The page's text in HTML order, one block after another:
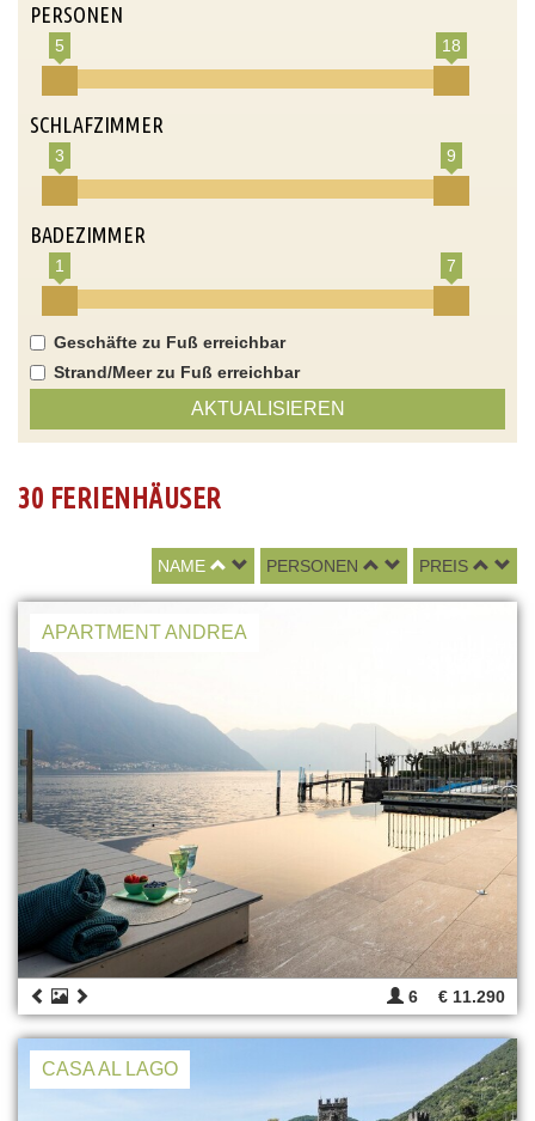
PERSONEN
5 18
SCHLAFZIMMER
3 9
BADEZIMMER
1 7
Geschäfte zu Fuß erreichbar
Strand/Meer zu Fuß erreichbar
AKTUALISIEREN
30 FERIENHÄUSER
NAME PERSONEN PREIS
APARTMENT ANDREA
6 € 11.290
CASA AL LAGO